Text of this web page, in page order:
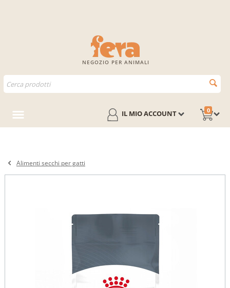
NEGOZIO PER ANIMALI
0
IL MIO ACCOUNT
Alimenti secchi per gatti